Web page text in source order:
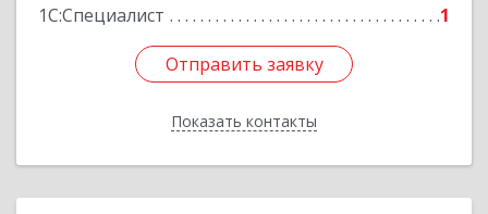
1С:Специалист
1
Отправить заявку
Показать контакты
Отправить заявку
Назад